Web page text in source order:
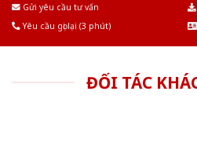
Gửi yêu cầu tư vấn
Yêu cầu gọi lại (3 phút)
ĐỐI TÁC